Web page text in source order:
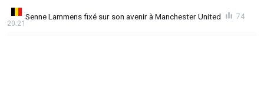
Senne Lammens fixé sur son avenir à Manchester United
20:21
74